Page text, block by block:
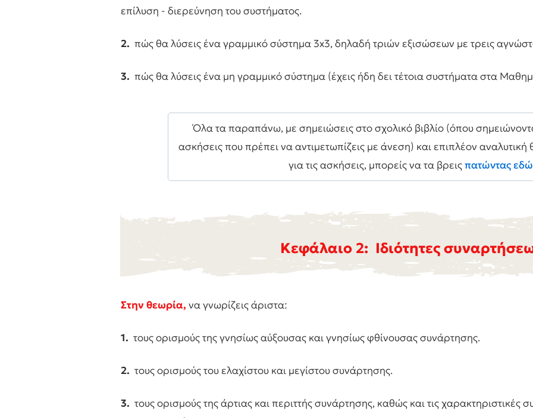
επίλυση - διερεύνηση του συστήματος.
2. πώς θα λύσεις ένα γραμμικό σύστημα 3x3, δηλαδή τριών εξισώσεων με τρεις
3. πώς θα λύσεις ένα μη γραμμικό σύστημα (έχεις ήδη δει τέτοια συστήματα στα
Όλα τα παραπάνω, με σημειώσεις στο σχολικό βιβλίο (όπου
ασκήσεις που πρέπει να αντιμετωπίζεις με άνεση) και επιπλέον
για τις ασκήσεις, μπορείς να τα βρειςπατώντας εδώ
Κεφάλαιο 2: Ιδιότητες
Στην θεωρία, να γνωρίζεις άριστα:
1. τους ορισμούς της γνησίως αύξουσας και γνησίως φθίνουσας συνάρτησης.
2. τους ορισμούς του ελαχίστου και μεγίστου συνάρτησης.
3. τους ορισμούς της άρτιας και περιττής συνάρτησης, καθώς και τις χαρακτηριστικές